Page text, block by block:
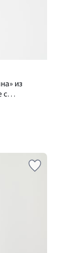
из
с